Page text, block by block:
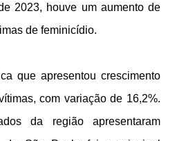
2023, houve um aumento de
de feminicídio.
que apresentou crescimento
com variação de 16,2%.
da região apresentaram